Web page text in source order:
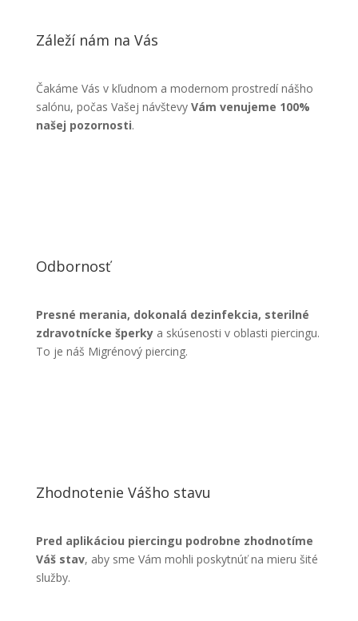
Záleží nám na Vás
Čakáme Vás v kľudnom a modernom prostredí nášho
salónu, počas Vašej návštevy Vám venujeme 100%
našej pozornosti.
Odbornosť
Presné merania, dokonalá dezinfekcia, sterilné
zdravotnícke šperkya skúsenosti v oblasti piercingu.
To je náš Migrénový piercing.
Zhodnotenie Vášho stavu
Pred aplikáciou piercingu podrobne zhodnotíme
Váš stav, aby sme Vám mohli poskytnúť na mieru šité
služby.